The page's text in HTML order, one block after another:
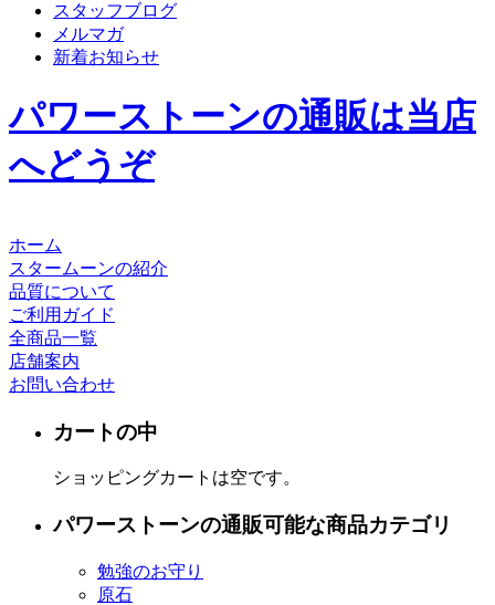
スタッフブログ
メルマガ
新着お知らせ
パワーストーンの通販は当店
へどうぞ
ホーム
スタームーンの紹介
品質について
ご利用ガイド
全商品一覧
店舗案内
お問い合わせ
カートの中
ショッピングカートは空です。
パワーストーンの通販可能な商品カテゴリ
勉強のお守り
原石